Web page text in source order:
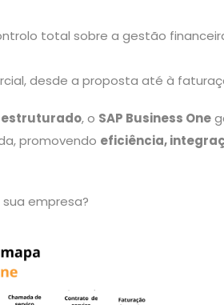
total sobre a gestão
desde a proposta até à
estruturado, o SAP Business One
promovendo eficiência,
empresa?